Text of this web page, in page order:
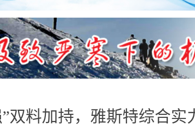
双料加持，雅斯特综合实